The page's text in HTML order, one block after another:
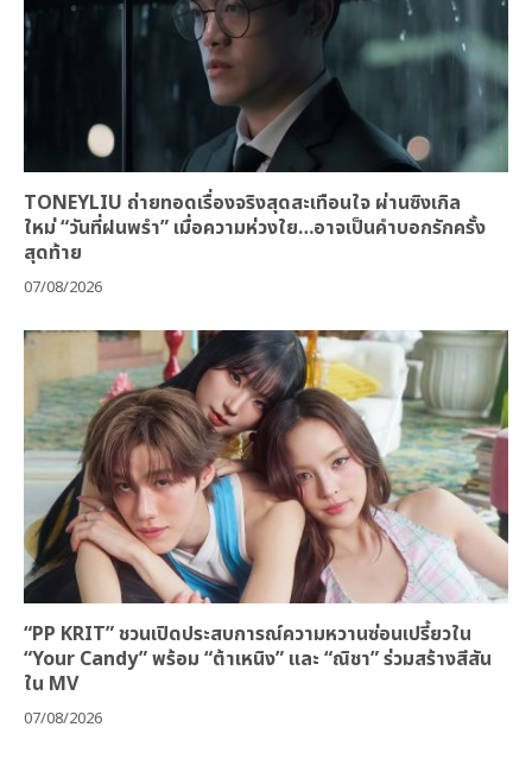
TONEYLIU ถ่ายทอดเรื่องจริงสุดสะเทือนใจ ผ่านซิงเกิล
ใหม่ “วันที่ฝนพรำ” เมื่อความห่วงใย…อาจเป็นคำบอกรักครั้ง
สุดท้าย
07/08/2026
“PP KRIT” ชวนเปิดประสบการณ์ความหวานซ่อนเปรี้ยวใน
“Your Candy” พร้อม “ต้าเหนิง” และ “ณิชา” ร่วมสร้างสีสัน
ใน MV
07/08/2026